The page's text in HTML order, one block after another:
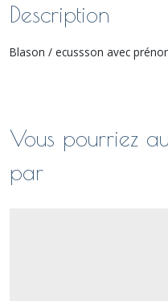
Description
Blason / ecussson avec
Vous pourriez
par